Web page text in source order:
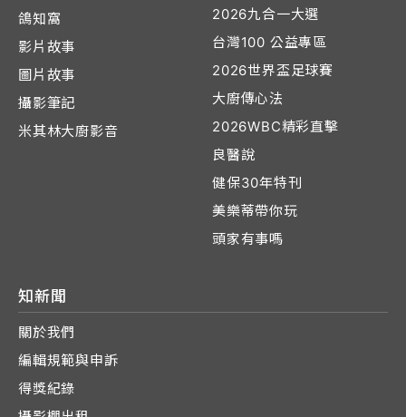
鴿知窩
影片故事
圖片故事
攝影筆記
米其林大廚影音
2026九合一大選
台灣100 公益專區
2026世界盃足球賽
大廚傳心法
2026WBC精彩直擊
良醫說
健保30年特刊
美樂蒂帶你玩
頭家有事嗎
知新聞
關於我們
編輯規範與申訴
得獎紀錄